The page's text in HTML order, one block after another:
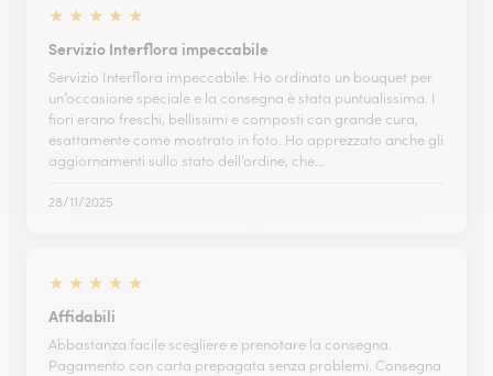
★ ★ ★ ★ ★
Servizio Interflora impeccabile
Servizio Interflora impeccabile. Ho ordinato un bouquet per
un’occasione speciale e la consegna è stata puntualissima. I
fiori erano freschi, bellissimi e composti con grande cura,
esattamente come mostrato in foto. Ho apprezzato anche gli
aggiornamenti sullo stato dell’ordine, che…
28/11/2025
★ ★ ★ ★ ★
Affidabili
Abbastanza facile scegliere e prenotare la consegna.
Pagamento con carta prepagata senza problemi. Consegna